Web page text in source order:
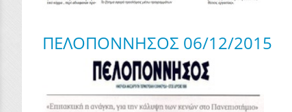
ΠΕΛΟΠΟΝΝΗΣΟΣ 06/12/2015